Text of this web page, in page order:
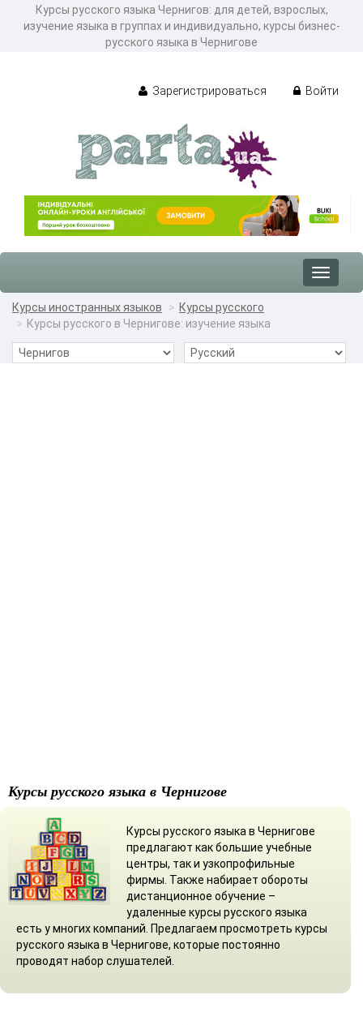
Курсы русского языка Чернигов: для детей, взрослых,
изучение языка в группах и индивидуально, курсы бизнес-
русского языка в Чернигове
Зарегистрироваться Войти
Toggle
Курсы иностранных языков
Курсы русского
Курсы русского в Чернигове: изучение языка
Курсы русского языка в Чернигове
Курсы русского языка в Чернигове
предлагают как большие учебные
центры, так и узкопрофильные
фирмы. Также набирает обороты
дистанционное обучение –
удаленные курсы русского языка
есть у многих компаний. Предлагаем просмотреть курсы
русского языка в Чернигове, которые постоянно
проводят набор слушателей.